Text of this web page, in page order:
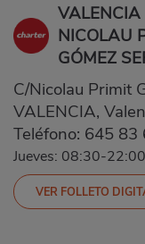
VALENCIA
NICOLAU
GÓMEZ
C/Nicolau Primit
VALENCIA,
Teléfono: 645 83
Jueves: 08:30-22:00
VER FOLLETO